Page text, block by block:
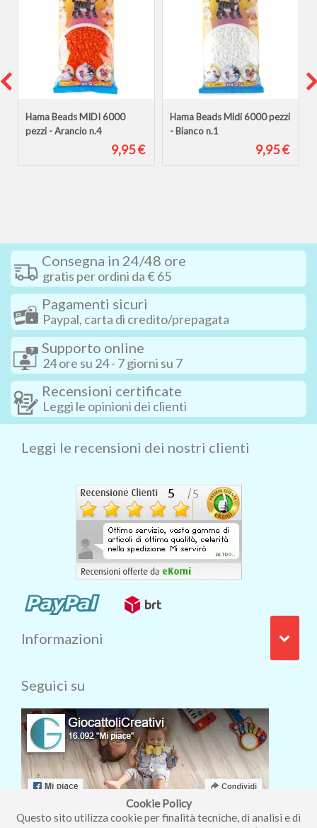
Cookie Policy
Questo sito utilizza cookie per finalità tecniche, di analisi e di
Hama Beads MIDI 6000
pezzi - Arancio n.4
9,95 €
Hama Beads Midi 6000 pezzi
- Bianco n.1
9,95 €
Consegna in 24/48 ore
gratis per ordini da € 65
Pagamenti sicuri
Paypal, carta di credito/prepagata
Supporto online
24 ore su 24 - 7 giorni su 7
Recensioni certificate
Leggi le opinioni dei clienti
Leggi le recensioni dei nostri clienti
Informazioni
Seguici su